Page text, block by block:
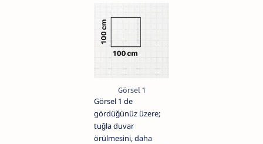
Görsel 1
Görsel 1 de
gördüğünüz üzere;
tuğla duvar
örülmesini, daha